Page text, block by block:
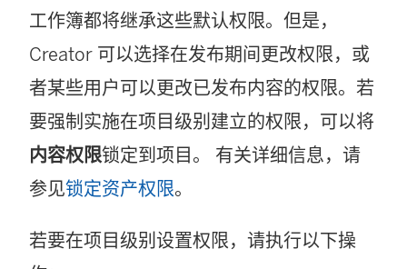
工作簿都将继承这些默认权限。但是，
Creator 可以选择在发布期间更改权限，或
者某些用户可以更改已发布内容的权限。若
要强制实施在项目级别建立的权限，可以将
内容权限锁定到项目。 有关详细信息，请
参见锁定资产权限。
若要在项目级别设置权限，请执行以下操